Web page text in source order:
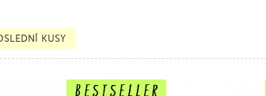
KUSY